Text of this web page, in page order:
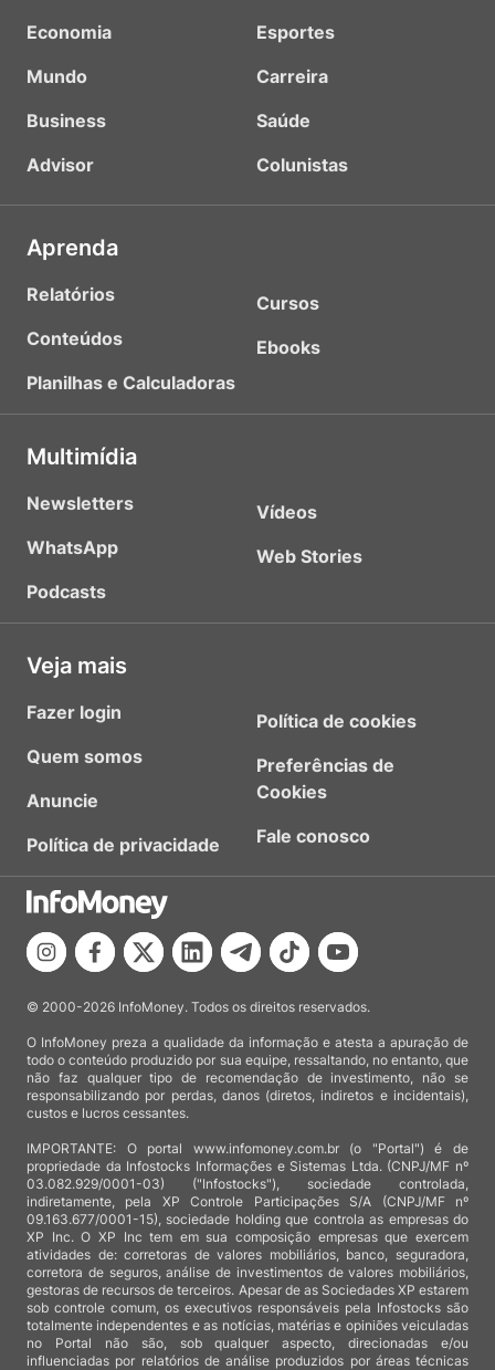
Economia
Mundo
Business
Advisor
Esportes
Carreira
Saúde
Colunistas
Aprenda
Relatórios
Conteúdos
Planilhas e Calculadoras
Cursos
Ebooks
Multimídia
Newsletters
WhatsApp
Podcasts
Vídeos
Web Stories
Veja mais
Fazer login
Quem somos
Anuncie
Política de privacidade
Política de cookies
Preferências de
Cookies
Fale conosco
© 2000-2026 InfoMoney. Todos os direitos reservados.
O InfoMoney preza a qualidade da informação e atesta a apuração de
todo o conteúdo produzido por sua equipe, ressaltando, no entanto, que
não faz qualquer tipo de recomendação de investimento, não se
responsabilizando por perdas, danos (diretos, indiretos e incidentais),
custos e lucros cessantes.
IMPORTANTE: O portal www.infomoney.com.br (o "Portal") é de
propriedade da Infostocks Informações e Sistemas Ltda. (CNPJ/MF nº
03.082.929/0001-03) ("Infostocks"), sociedade controlada,
indiretamente, pela XP Controle Participações S/A (CNPJ/MF nº
09.163.677/0001-15), sociedade holding que controla as empresas do
XP Inc. O XP Inc tem em sua composição empresas que exercem
atividades de: corretoras de valores mobiliários, banco, seguradora,
corretora de seguros, análise de investimentos de valores mobiliários,
gestoras de recursos de terceiros. Apesar de as Sociedades XP estarem
sob controle comum, os executivos responsáveis pela Infostocks são
totalmente independentes e as notícias, matérias e opiniões veiculadas
no Portal não são, sob qualquer aspecto, direcionadas e/ou
influenciadas por relatórios de análise produzidos por áreas técnicas